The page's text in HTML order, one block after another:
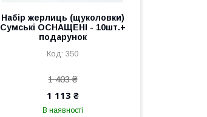
Набір жерлиць (щуколовки)
Сумські ОСНАЩЕНІ - 10шт.+
подарунок
350
1 403 ₴
1 113 ₴
В наявності